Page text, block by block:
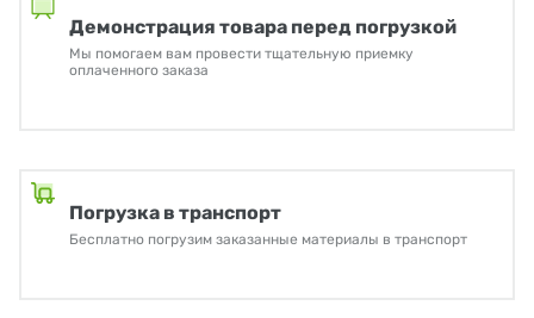
Демонстрация товара перед погрузкой
Мы помогаем вам провести тщательную приемку
оплаченного заказа
Погрузка в транспорт
Бесплатно погрузим заказанные материалы в транспорт